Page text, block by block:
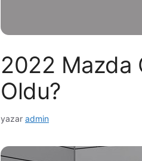
2022 Mazda
Oldu?
yazar admin